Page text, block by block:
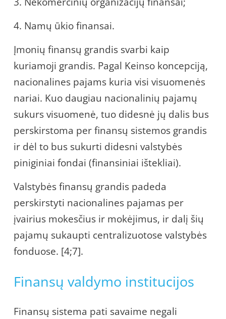
4. Namų ūkio finansai.
Įmonių finansų grandis svarbi kaip
kuriamoji grandis. Pagal Keinso koncepciją,
nacionalines pajams kuria visi visuomenės
nariai. Kuo daugiau nacionalinių pajamų
sukurs visuomenė, tuo didesnė jų dalis bus
perskirstoma per finansų sistemos grandis
ir dėl to bus sukurti didesni valstybės
piniginiai fondai (finansiniai ištekliai).
Valstybės finansų grandis padeda
perskirstyti nacionalines pajamas per
įvairius mokesčius ir mokėjimus, ir dalį šių
pajamų sukaupti centralizuotose valstybės
fonduose. [4;7].
Finansų valdymo institucijos
Finansų sistema pati savaime negali